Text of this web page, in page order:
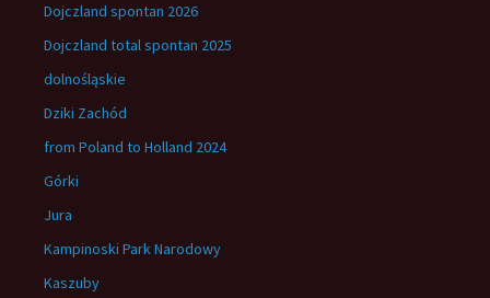
Dojczland spontan 2026
Dojczland total spontan 2025
dolnośląskie
Dziki Zachód
from Poland to Holland 2024
Górki
Jura
Kampinoski Park Narodowy
Kaszuby